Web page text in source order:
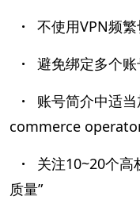
·
不使用VPN频
·
避免绑定多个
· 账号简介中适当
commerce
·
关注10~20个高
质量”